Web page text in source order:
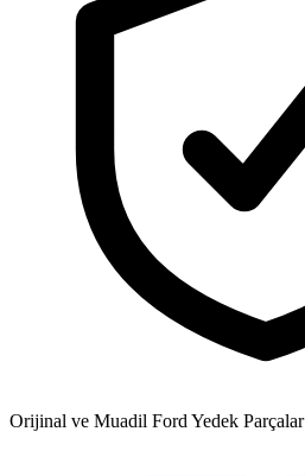
Orijinal ve Muadil Ford Yedek Parçalar